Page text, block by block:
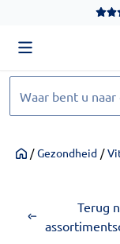
We werken
Home
/ Gezondheid /
Terug